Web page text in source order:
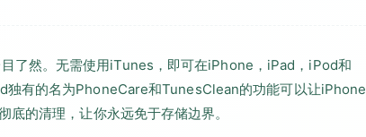
了然。无需使用iTunes，即可在iPhone，iPad，iPod和
独有的名为PhoneCare和TunesClean的功能可以让iPhone
的清理，让你永远免于存储边界。